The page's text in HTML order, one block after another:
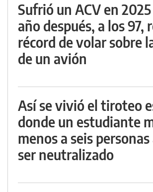
Sufrió un ACV en
año después, a los 97,
récord de volar sobre
de un avión
Así se vivió el tiroteo
donde un estudiante
menos a seis
ser neutralizado